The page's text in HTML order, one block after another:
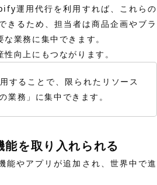
運用代行を利用すれば、これらの
きるため、担当者は商品企画やブラ
業務に集中できます。
向上にもつながります。
することで、限られたリソース
業務」に集中できます。
を取り入れられる
やアプリが追加され、世界中で進